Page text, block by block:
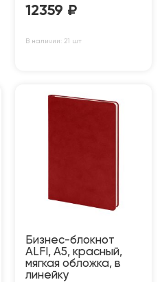
12359 ₽
В наличии: 21 шт
Бизнес-блокнот
ALFI, A5, красный,
мягкая обложка, в
линейку